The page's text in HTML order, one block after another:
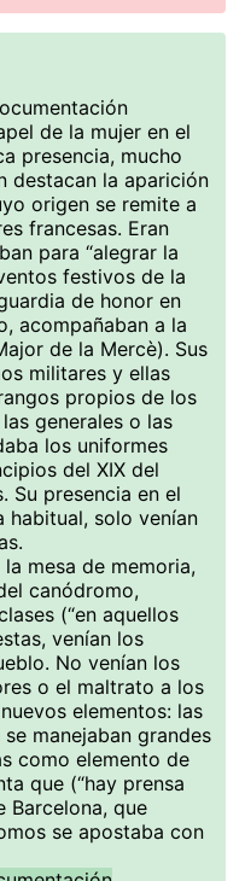
de la mujer en el
presencia, mucho
destacan la aparición
origen se remite a
francesas. Eran
para “alegrar la
festivos de la
de honor en
acompañaban a la
de la Mercè). Sus
militares y ellas
propios de los
generales o las
los uniformes
del XIX del
Su presencia en el
habitual, solo venían
mesa de memoria,
canódromo,
(“en aquellos
venían los
No venían los
o el maltrato a los
elementos: las
manejaban grandes
como elemento de
que (“hay prensa
Barcelona, que
se apostaba con